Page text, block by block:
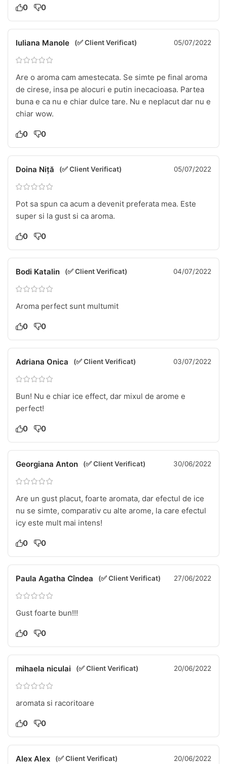
0 0
Iuliana Manole (✅ Client Verificat) 05/07/2022
Are o aroma cam amestecata. Se simte pe final aroma
de cirese, insa pe alocuri e putin inecacioasa. Partea
buna e ca nu e chiar dulce tare. Nu e neplacut dar nu e
chiar wow.
0 0
Doina Niță (✅ Client Verificat) 05/07/2022
Pot sa spun ca acum a devenit preferata mea. Este
super si la gust si ca aroma.
0 0
Bodi Katalin (✅ Client Verificat) 04/07/2022
Aroma perfect sunt multumit
0 0
Adriana Onica (✅ Client Verificat) 03/07/2022
Bun! Nu e chiar ice effect, dar mixul de arome e
perfect!
0 0
Georgiana Anton (✅ Client Verificat) 30/06/2022
Are un gust placut, foarte aromata, dar efectul de ice
nu se simte, comparativ cu alte arome, la care efectul
icy este mult mai intens!
0 0
Paula Agatha Cîndea (✅ Client Verificat) 27/06/2022
Gust foarte bun!!!
0 0
mihaela niculai (✅ Client Verificat) 20/06/2022
aromata si racoritoare
0 0
Alex Alex (✅ Client Verificat) 20/06/2022